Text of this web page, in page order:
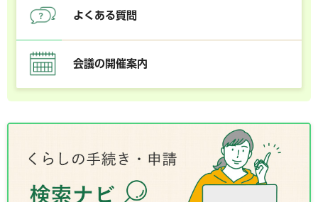
よくある質問
会議の開催案内